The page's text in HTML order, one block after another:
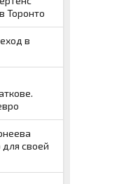
Торонто
в
своей